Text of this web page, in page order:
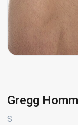
Gregg
S